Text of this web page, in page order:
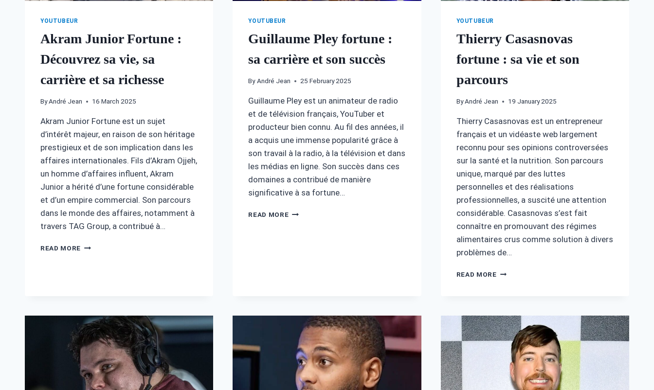
YOUTUBEUR
Akram Junior Fortune :
Découvrez sa vie, sa
carrière et sa richesse
ByAndré Jean 16 March 2025
Akram Junior Fortune est un sujet
d’intérêt majeur, en raison de son héritage
prestigieux et de son implication dans les
affaires internationales. Fils d’Akram Ojjeh,
un homme d’affaires influent, Akram
Junior a hérité d’une fortune considérable
et d’un empire commercial. Son parcours
dans le monde des affaires, notamment à
travers TAG Group, a contribué à…
READ MORE AKRAM
SA
CARRIÈRE
ET
SA
RICHESSE
YOUTUBEUR
Guillaume Pley fortune :
sa carrière et son succès
By André Jean 25 February 2025
Guillaume Pley est un animateur de radio
et de télévision français, YouTuber et
producteur bien connu. Au fil des années, il
a acquis une immense popularité grâce à
son travail à la radio, à la télévision et dans
les médias en ligne. Son succès dans ces
domaines a contribué de manière
significative à sa fortune…
READ MOREGUILLAUME
YOUTUBEUR
Thierry Casasnovas
fortune : sa vie et son
parcours
By André Jean 19 January 2025
Thierry Casasnovas est un entrepreneur
français et un vidéaste web largement
reconnu pour ses opinions controversées
sur la santé et la nutrition. Son parcours
unique, marqué par des luttes
personnelles et des réalisations
professionnelles, a suscité une attention
considérable. Casasnovas s’est fait
connaître en promouvant des régimes
alimentaires crus comme solution à divers
problèmes de…
READ MORETHIERRY
VIE
ET
SON
PARCOURS